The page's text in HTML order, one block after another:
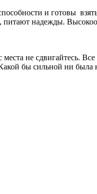
и готовы
надежды.
не сдвигайтесь.
бы сильной ни была